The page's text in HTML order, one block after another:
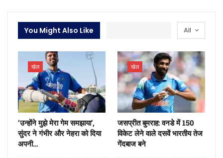
All
You Might Also Like
खेल
‘उन्होंने मुझे मेरा गेम समझाया’,
सुंदर ने गंभीर और नेहरा को दिया
अपनी…
खेल
जसप्रीत बुमराह: वनडे में 150
विकेट लेने वाले दसवें भारतीय तेज
गेंदबाज बने